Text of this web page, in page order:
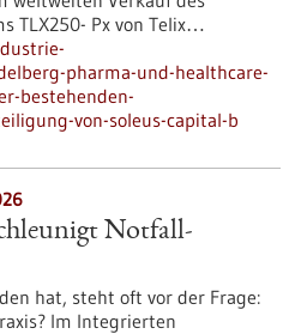
TLX250- Px von Telix…
pharma-und-healthcare-
bestehenden-
von-soleus-capital-b
Notfall-
hat, steht oft vor der Frage:
Im Integrierten